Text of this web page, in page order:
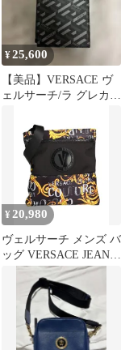
¥25,600
【美品】VERSACE ヴ
ェルサーチ/ラ グレカ
¥20,980
ヴェルサーチ メンズ バ
ッグ VERSACE JEANS
COUTURE Black ブラッ